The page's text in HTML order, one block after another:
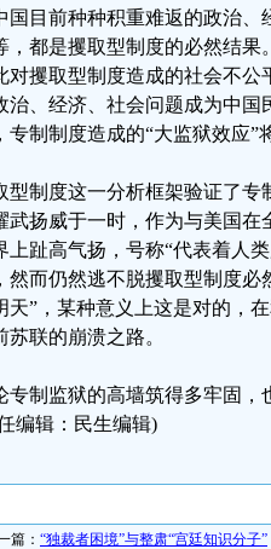
国目前种种积重难返的政治、
，都是攫取型制度的必然结果
对攫取型制度造成的社会不
治、经济、社会问题成为中
专制制度造成的“大监狱效应”
型制度这一分析框架验证了专
武扬威于一时，作为与美国
上趾高气扬，号称“代表着人
然而仍然逃不脱攫取型制度必
天”，某种意义上这是对的，
苏联的崩溃之路。
专制监狱的高墙筑得多牢固，
编辑：民生编辑)
篇： “独裁者困境”与整肃“宫廷知识分子”